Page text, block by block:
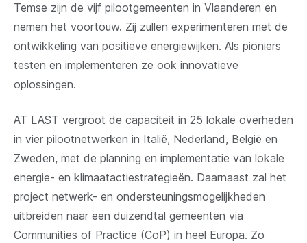
Temse zijn de vijf pilootgemeenten in Vlaanderen en
nemen het voortouw. Zij zullen experimenteren met de
ontwikkeling van positieve energiewijken. Als pioniers
testen en implementeren ze ook innovatieve
oplossingen.
AT LAST vergroot de capaciteit in 25 lokale overheden
in vier pilootnetwerken in Italië, Nederland, België en
Zweden, met de planning en implementatie van lokale
energie- en klimaatactiestrategieën. Daarnaast zal het
project netwerk- en ondersteuningsmogelijkheden
uitbreiden naar een duizendtal gemeenten via
Communities of Practice (CoP) in heel Europa. Zo